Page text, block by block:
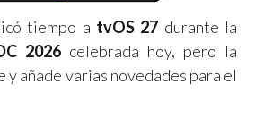
tiempo a tvOS 27 durante la
2026 celebrada hoy, pero la
y añade varias novedades para el